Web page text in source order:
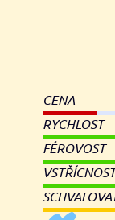
CENA
RYCHLOST
FÉROVOST
VSTŘÍCNOST